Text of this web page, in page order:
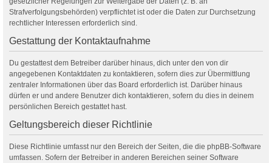
Strafverfolgungsbehörden) verpflichtet ist oder die Daten zur Durchsetzung
rechtlicher Interessen erforderlich sind.
Gestattung der Kontaktaufnahme
Du gestattest dem Betreiber darüber hinaus, dich unter den von dir
angegebenen Kontaktdaten zu kontaktieren, sofern dies zur Übermittlung
zentraler Informationen über das Board erforderlich ist. Darüber hinaus
dürfen er und andere Benutzer dich kontaktieren, sofern du dies in deinem
persönlichen Bereich gestattet hast.
Geltungsbereich dieser Richtlinie
Diese Richtlinie umfasst nur den Bereich der Seiten, die die phpBB-Software
umfassen. Sofern der Betreiber in anderen Bereichen seiner Software